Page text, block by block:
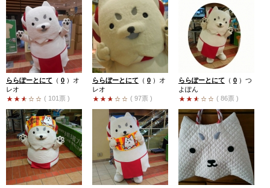
ららぽーとにて （ 0 ） オ
レオ
( 101票 )
ららぼーとにて （ 0 ） オ
レオ
( 97票 )
ららぽーとにて （ 0 ） つ
よぽん
( 86票 )